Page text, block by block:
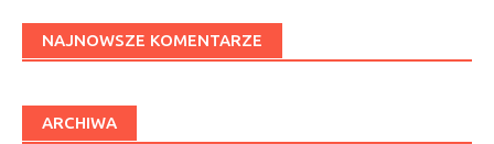
NAJNOWSZE KOMENTARZE
ARCHIWA